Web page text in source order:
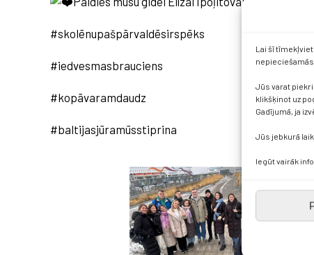
Lai šī
Jūs varat
klikšķinot uz
Gadījumā, ja
Jūs jebkurā
Iegūt vairāk
#skolēnupašpārvaldēsirspēks
#iedvesmasbrauciens
#kopāvaramdaudz
#baltijasjūramūsstiprina